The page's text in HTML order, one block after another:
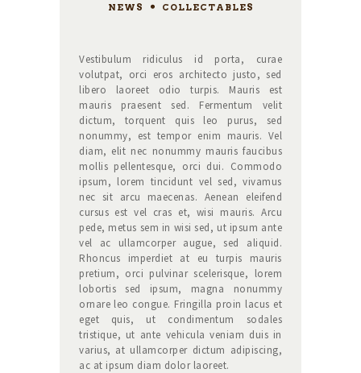
NEWS
COLLECTABLES
Vestibulum ridiculus id porta, curae
volutpat, orci eros architecto justo, sed
libero laoreet odio turpis. Mauris est
mauris praesent sed. Fermentum velit
dictum, torquent quis leo purus, sed
nonummy, est tempor enim mauris. Vel
diam, elit nec nonummy mauris faucibus
mollis pellentesque, orci dui. Commodo
ipsum, lorem tincidunt vel sed, vivamus
nec sit arcu maecenas. Aenean eleifend
cursus est vel cras et, wisi mauris. Arcu
pede, metus sem in wisi sed, ut ipsum ante
vel ac ullamcorper augue, sed aliquid.
Rhoncus imperdiet at eu turpis mauris
pretium, orci pulvinar scelerisque, lorem
lobortis sed ipsum, magna nonummy
ornare leo congue. Fringilla proin lacus et
eget quis, ut condimentum sodales
tristique, ut ante vehicula veniam duis in
varius, at ullamcorper dictum adipiscing,
ac at ipsum diam dolor laoreet.